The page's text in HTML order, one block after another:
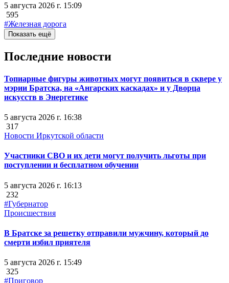
5 августа 2026 г. 15:09
595
#Железная дорога
Показать ещё
Последние новости
Топиарные фигуры животных могут появиться в сквере у
мэрии Братска, на «Ангарских каскадах» и у Дворца
искусств в Энергетике
5 августа 2026 г. 16:38
317
Новости Иркутской области
Участники СВО и их дети могут получить льготы при
поступлении и бесплатном обучении
5 августа 2026 г. 16:13
232
#Губернатор
Происшествия
В Братске за решетку отправили мужчину, который до
смерти избил приятеля
5 августа 2026 г. 15:49
325
#Приговор